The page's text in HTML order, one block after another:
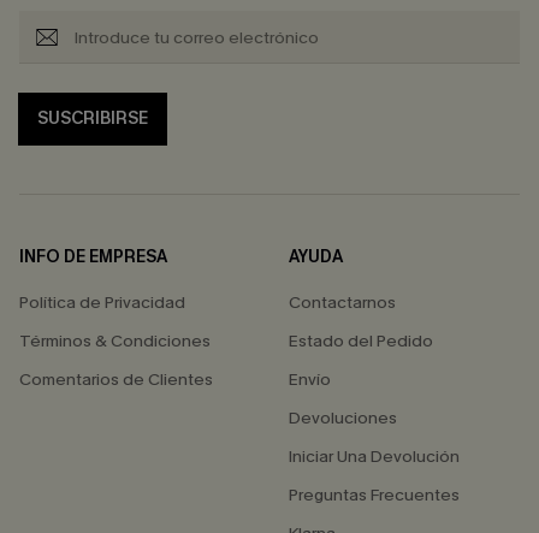
SUSCRIBIRSE
INFO DE EMPRESA
Política de Privacidad
Términos & Condiciones
Comentarios de Clientes
AYUDA
Contactarnos
Estado del Pedido
Envío
Devoluciones
Iniciar Una Devolución
Preguntas Frecuentes